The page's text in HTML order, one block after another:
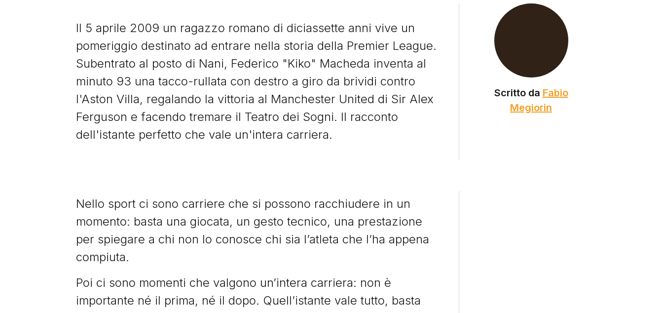
Il 5 aprile 2009 un ragazzo romano di diciassette anni vive un
pomeriggio destinato ad entrare nella storia della Premier League.
Subentrato al posto di Nani, Federico "Kiko" Macheda inventa al
minuto 93 una tacco-rullata con destro a giro da brividi contro
l'Aston Villa, regalando la vittoria al Manchester United di Sir Alex
Ferguson e facendo tremare il Teatro dei Sogni. Il racconto
dell'istante perfetto che vale un'intera carriera.
Scritto da Fabio
Megiorin
Nello sport ci sono carriere che si possono racchiudere in un
momento: basta una giocata, un gesto tecnico, una prestazione
per spiegare a chi non lo conosce chi sia l’atleta che l’ha appena
compiuta.
Poi ci sono momenti che valgono un’intera carriera: non è
importante né il prima, né il dopo. Quell’istante vale tutto, basta